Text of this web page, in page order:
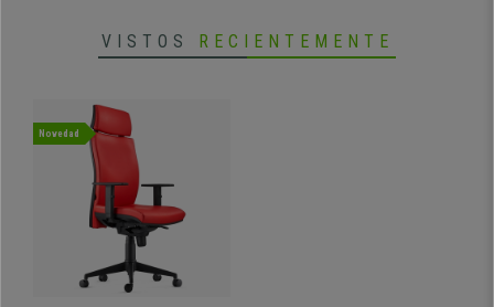
VISTOS RECIENTEMENTE
Novedad